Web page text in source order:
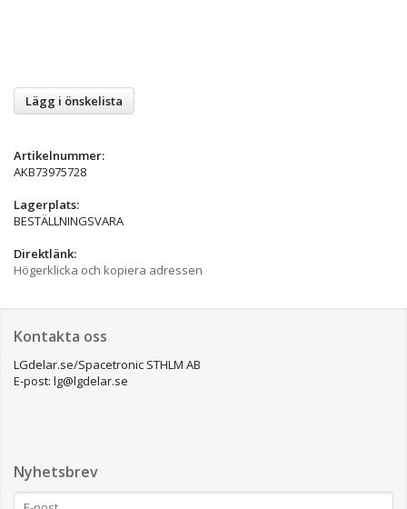
Lägg i önskelista
Artikelnummer:
AKB73975728
Lagerplats:
BESTÄLLNINGSVARA
Direktlänk:
Högerklicka och kopiera adressen
Kontakta oss
LGdelar.se/Spacetronic STHLM AB
E-post: lg@lgdelar.se
Nyhetsbrev